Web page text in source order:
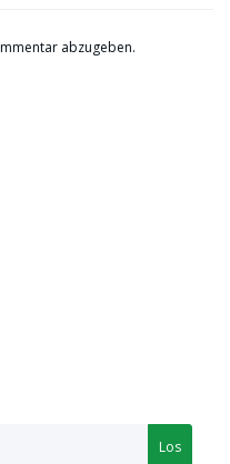
abzugeben.
Los